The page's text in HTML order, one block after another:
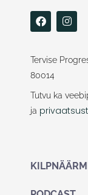
F
a
c
b
o
o
I
n
s
a
g
m
Tervise
80014
Tutvu ka
ja